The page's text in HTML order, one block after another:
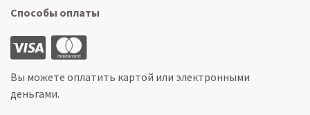
Способы оплаты
Вы можете оплатить картой или электронными
деньгами.